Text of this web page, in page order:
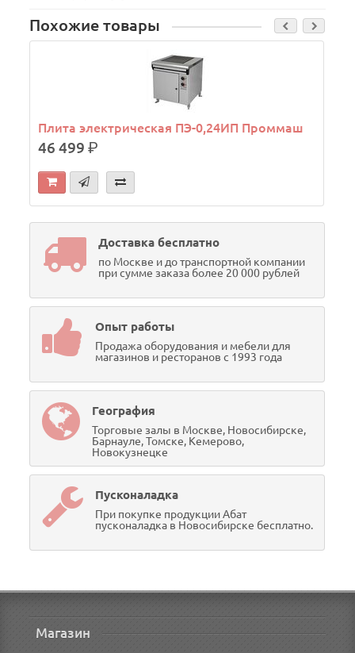
Похожие товары
Плита электрическая ПЭ-0,24ИП Проммаш
46 499р.
Доставка бесплатно
по Москве и до транспортной компании
при сумме заказа более 20 000 рублей
Опыт работы
Продажа оборудования и мебели для
магазинов и ресторанов с 1993 года
География
Торговые залы в Москве, Новосибирске,
Барнауле, Томске, Кемерово,
Новокузнецке
Пусконаладка
При покупке продукции Абат
пусконаладка в Новосибирске бесплатно.
Магазин